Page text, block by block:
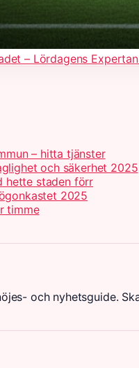
– Lördagens
– hitta tjänster
och säkerhet 2025
hette staden förr
2025
timme
och nyhetsguide.